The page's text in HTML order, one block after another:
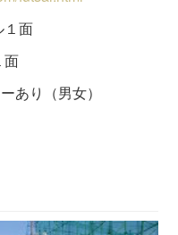
１面
あり（男女）